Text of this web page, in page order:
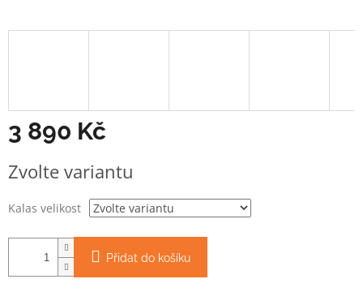
3 890 Kč
cena:
Zvolte variantu
Kalas velikost
Přidat do košíku